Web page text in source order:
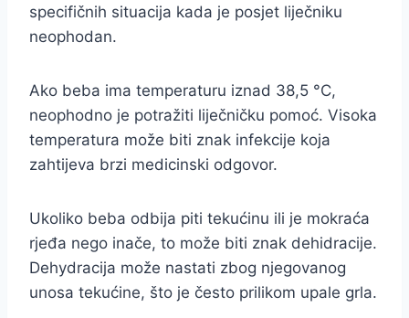
specifičnih situacija kada je posjet liječniku
neophodan.
Ako beba ima temperaturu iznad 38,5 °C,
neophodno je potražiti liječničku pomoć. Visoka
temperatura može biti znak infekcije koja
zahtijeva brzi medicinski odgovor.
Ukoliko beba odbija piti tekućinu ili je mokraća
rjeđa nego inače, to može biti znak dehidracije.
Dehydracija može nastati zbog njegovanog
unosa tekućine, što je često prilikom upale grla.